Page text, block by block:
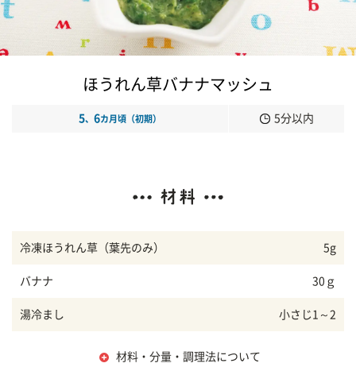
ほうれん草バナナマッシュ
5、 6カ月頃（初期） 5分以内
冷凍ほうれん草（葉先のみ） 5g
バナナ 30ｇ
湯冷まし 小さじ1～2
材料・分量・調理法について